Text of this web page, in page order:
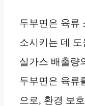
두부면은 육류
소시키는 데
실가스 배출량
두부면은 육류
으로, 환경 보